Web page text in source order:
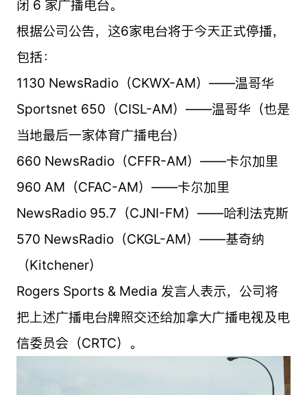
闭 6 家广播电台。
根据公司公告，这6家电台将于今天正式停播，
包括：
1130 NewsRadio（CKWX-AM）——温哥华
Sportsnet 650（CISL-AM）——温哥华（也是
当地最后一家体育广播电台）
660 NewsRadio（CFFR-AM）——卡尔加里
960 AM（CFAC-AM）——卡尔加里
NewsRadio 95.7（CJNI-FM）——哈利法克斯
570 NewsRadio（CKGL-AM）——基奇纳
（Kitchener）
Rogers Sports & Media 发言人表示，公司将
把上述广播电台牌照交还给加拿大广播电视及电
信委员会（CRTC）。